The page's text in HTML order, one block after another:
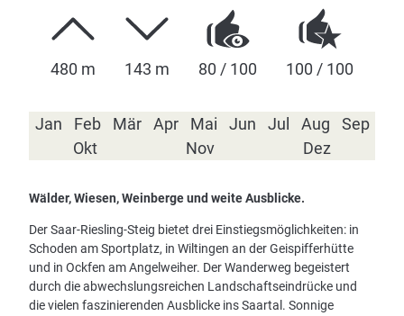
480 m 143 m 80 / 100 100 / 100
Jan Feb Mär Apr Mai Jun Jul Aug
Sep
Okt
Nov Dez
Wälder, Wiesen, Weinberge und weite Ausblicke.
Der Saar-Riesling-Steig bietet drei Einstiegsmöglichkeiten: in
Schoden am Sportplatz, in Wiltingen an der Geispifferhütte
und in Ockfen am Angelweiher. Der Wanderweg begeistert
durch die abwechslungsreichen Landschaftseindrücke und
die vielen faszinierenden Ausblicke ins Saartal. Sonnige